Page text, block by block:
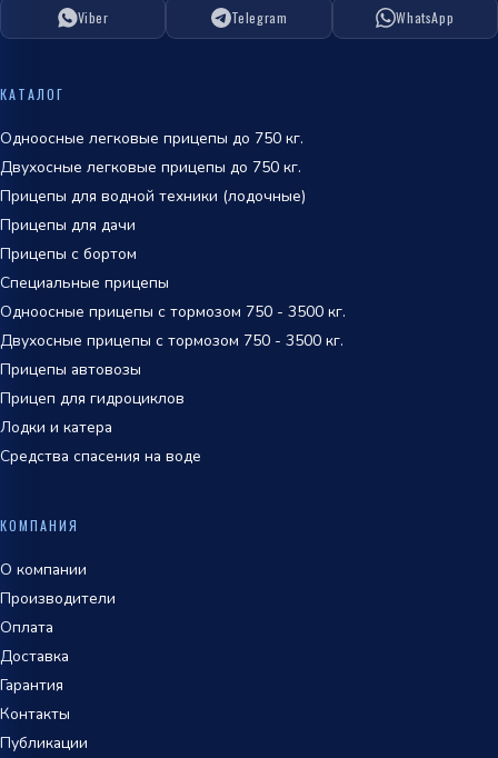
ОТПРАВИТЬ
Viber Telegram WhatsApp
КАТАЛОГ
Одноосные легковые прицепы до 750 кг.
Двухосные легковые прицепы до 750 кг.
Прицепы для водной техники (лодочные)
Прицепы для дачи
Прицепы с бортом
Специальные прицепы
Одноосные прицепы с тормозом 750 - 3500 кг.
Двухосные прицепы с тормозом 750 - 3500 кг.
Прицепы автовозы
Прицеп для гидроциклов
Лодки и катера
Средства спасения на воде
КОМПАНИЯ
О компании
Производители
Оплата
Доставка
Гарантия
Контакты
Публикации